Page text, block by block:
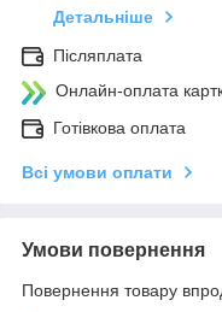
Детальніше
Післяплата
Онлайн-оплата
Готівкова оплата
Всі умови оплати
Умови повернення
Повернення товару